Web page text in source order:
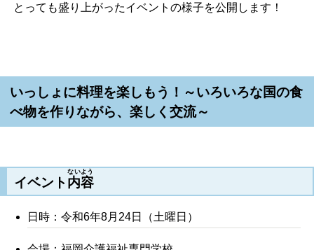
とっても盛り上がったイベントの様子を公開します！
いっしょに料理を楽しもう！～いろいろな国の食
べ物を作りながら、楽しく交流～
イベント内容
ないよう
日時：令和6年8月24日（土曜日）